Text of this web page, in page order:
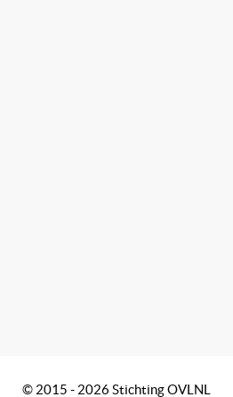
© 2015 - 2026 Stichting OVLNL